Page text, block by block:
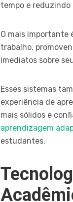
tempo e reduzindo
O mais importante
trabalho,
imediatos sobre
Esses sistemas
experiência de
mais sólidos e
aprendizagem
estudantes.